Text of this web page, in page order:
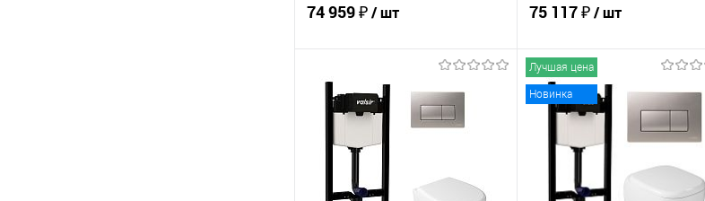
74 959 ₽/ шт
В корзину
Купить в 1 клик
В избранное
75 117 ₽/ шт
В корзину
Купить в 1 клик
Сравнение
В избранное
В наличии
Лучшая цена
Новинка